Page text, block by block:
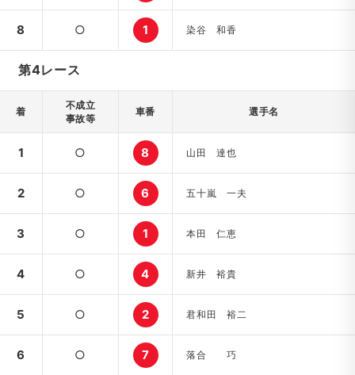
8 ○ 1 染谷 和香
第4レース
着
不成立
事故等
車番 選手名
1 ○ 8 山田 達也
2 ○ 6 五十嵐 一夫
3 ○ 1 本田 仁恵
4 ○ 4 新井 裕貴
5 ○ 2 君和田 裕二
6 ○ 7 落合 巧